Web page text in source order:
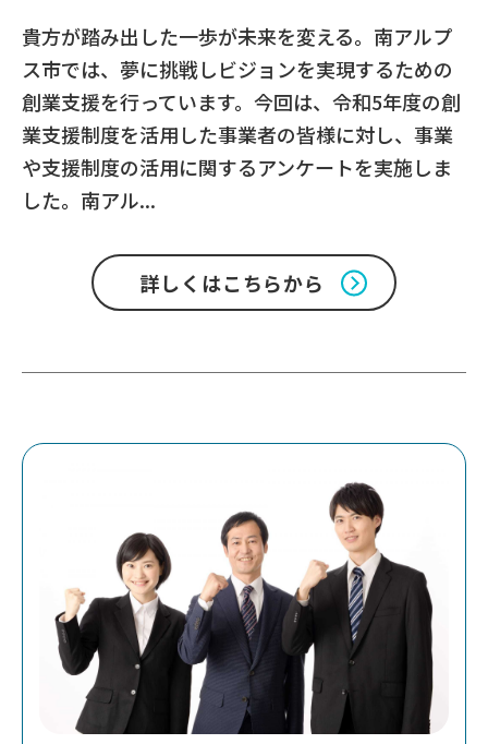
貴方が踏み出した一歩が未来を変える。南アルプ
ス市では、夢に挑戦しビジョンを実現するための
創業支援を行っています。今回は、令和5年度の創
業支援制度を活用した事業者の皆様に対し、事業
や支援制度の活用に関するアンケートを実施しま
した。南アル...
詳しくはこちらから